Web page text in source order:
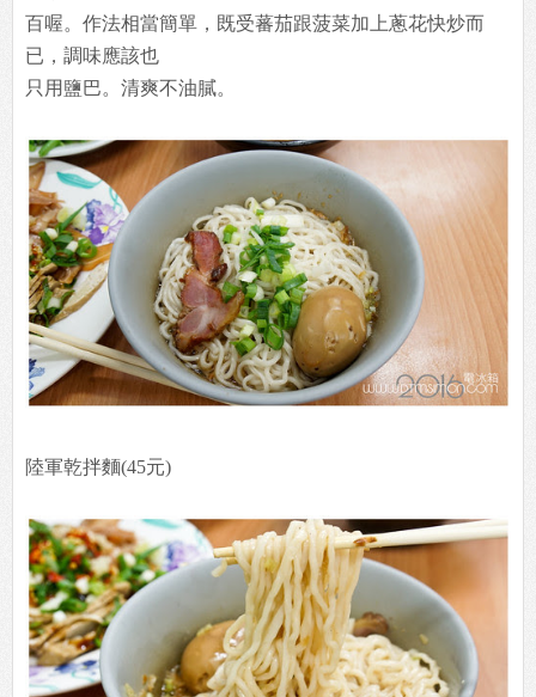
百喔。作法相當簡單，既受蕃茄跟菠菜加上蔥花快炒而
已，調味應該也
只用鹽巴。清爽不油膩。
陸軍乾拌麵(45元)